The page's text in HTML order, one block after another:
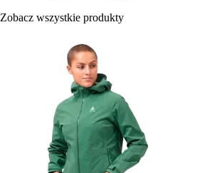
Zobacz wszystkie produkty